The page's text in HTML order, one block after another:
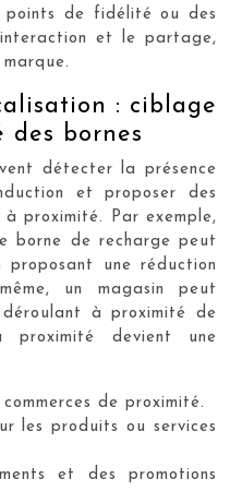
points de fidélité ou des
et le partage,
: ciblage
des bornes
détecter la présence
et proposer des
proximité. Par exemple,
borne de recharge peut
proposant une réduction
un magasin peut
déroulant à proximité de
devient une
de proximité.
les produits ou services
et des promotions